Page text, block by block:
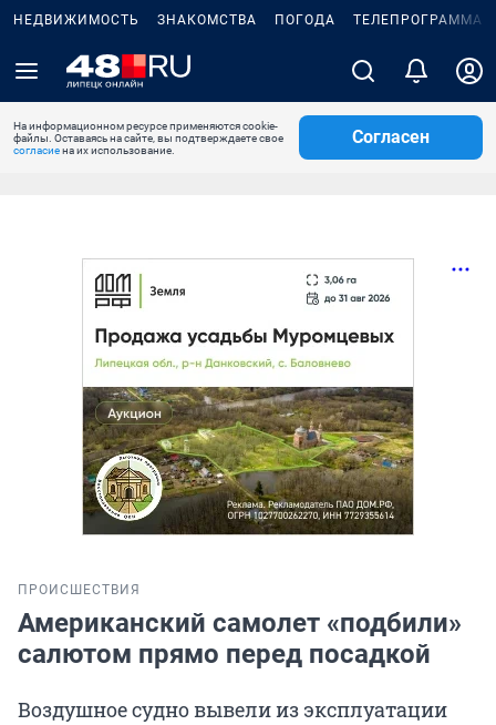
НЕДВИЖИМОСТЬ ЗНАКОМСТВА ПОГОДА ТЕЛЕПРОГРАММА
На информационном ресурсе применяются cookie-
файлы. Оставаясь на сайте, вы подтверждаете свое
согласиена их использование.
Согласен
ПРОИСШЕСТВИЯ
Американский самолет «подбили»
салютом прямо перед посадкой
Воздушное судно вывели из эксплуатации